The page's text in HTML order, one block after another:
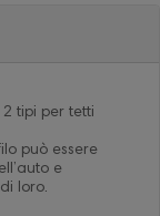
tipi per tetti
può essere
e
loro.